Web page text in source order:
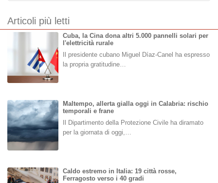
Articoli più letti
Cuba, la Cina dona altri 5.000 pannelli solari per
l'elettricità rurale
Il presidente cubano Miguel Díaz-Canel ha espresso
la propria gratitudine…
Maltempo, allerta gialla oggi in Calabria: rischio
temporali e frane
Il Dipartimento della Protezione Civile ha diramato
per la giornata di oggi,…
Caldo estremo in Italia: 19 città rosse,
Ferragosto verso i 40 gradi